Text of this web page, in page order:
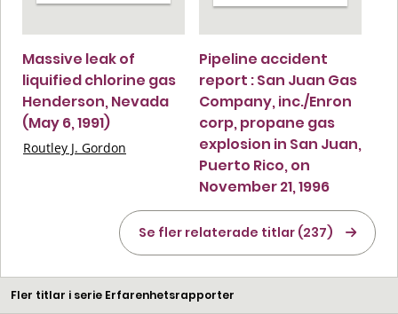
Massive leak of
liquified chlorine gas
Henderson, Nevada
(May 6, 1991)
Routley J. Gordon
Pipeline accident
report : San Juan Gas
Company, inc./Enron
corp, propane gas
explosion in San Juan,
Puerto Rico, on
November 21, 1996
Se fler relaterade titlar (237)
Fler titlar i serie Erfarenhetsrapporter